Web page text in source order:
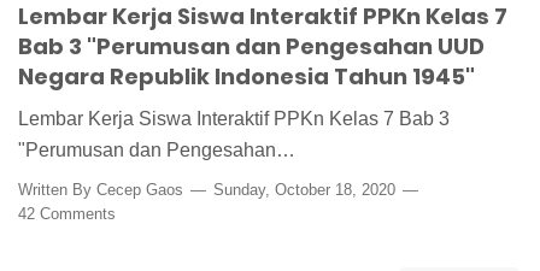
Lembar Kerja Siswa Interaktif PPKn Kelas 7
Bab 3 "Perumusan dan Pengesahan UUD
Negara Republik Indonesia Tahun 1945"
Lembar Kerja Siswa Interaktif PPKn Kelas 7 Bab 3
"Perumusan dan Pengesahan…
Written By Cecep Gaos
Sunday, October 18, 2020
42 Comments